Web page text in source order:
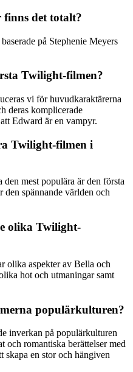
det totalt?
på Stephenie Meyers
Twilight-filmen?
vi för huvudkaraktärerna
deras komplicerade
Edward är en vampyr.
Twilight-filmen i
mest populära är den första
den spännande världen och
olika Twilight-
olika aspekter av Bella och
hot och utmaningar samt
populärkulturen?
inverkan på populärkulturen
och romantiska berättelser med
skapa en stor och hängiven